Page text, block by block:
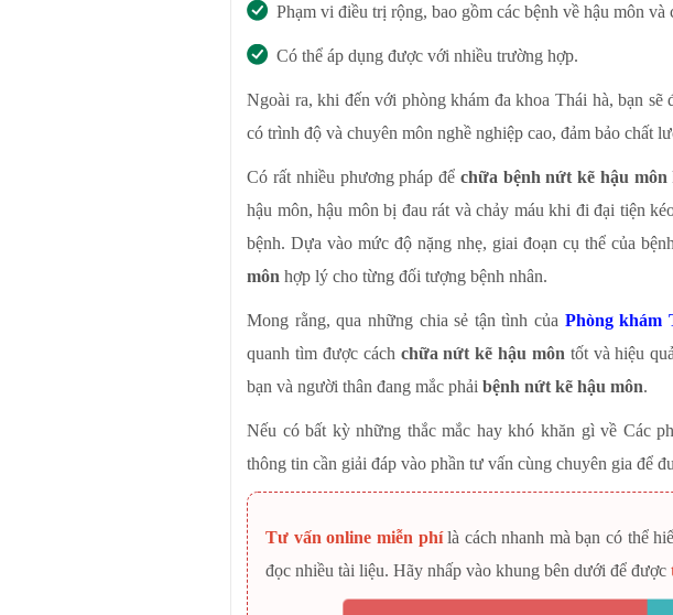
Phạm vi điều trị rộng, bao gồm các bệnh về hậu môn và
Có thể áp dụng được với nhiều trường hợp.
Ngoài ra, khi đến với phòng khám đa khoa Thái hà, bạn
có trình độ và chuyên môn nghề nghiệp cao, đảm bảo chất
Có rất nhiều phương pháp để chữa bệnh nứt kẽ hậu môn
hậu môn, hậu môn bị đau rát và chảy máu khi đi đại tiện
bệnh. Dựa vào mức độ nặng nhẹ, giai đoạn cụ thể của
môn hợp lý cho từng đối tượng bệnh nhân.
Mong rằng, qua những chia sẻ tận tình của Phòng khám
quanh tìm được cách chữa nứt kẽ hậu môn tốt và hiệu
bạn và người thân đang mắc phảibệnh nứt kẽ hậu môn.
Nếu có bất kỳ những thắc mắc hay khó khăn gì về Các
thông tin cần giải đáp vào phần tư vấn cùng chuyên gia để
Tư vấn online miễn phílà cách nhanh mà bạn có thể
đọc nhiều tài liệu. Hãy nhấp vào khung bên dưới để được